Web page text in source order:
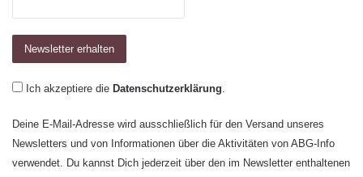
Ich akzeptiere die Datenschutzerklärung
Deine E-Mail-Adresse wird ausschließlich für den Versand unseres
Newsletters und von Informationen über die Aktivitäten von ABG-Info
verwendet. Du kannst Dich jederzeit über den im Newsletter enthaltenen